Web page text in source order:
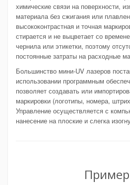
химические связи на поверхности,
материала без сжигания или
высококонтрастная и точная
стирается и не выцветает со
чернила или этикетки, поэтому
постоянные затраты на расходные
Большинство мини-UV лазеров
использовании программным
позволяет создавать или
маркировки (логотипы, номера,
Управление осуществляется с
нанесение на плоские и слегка